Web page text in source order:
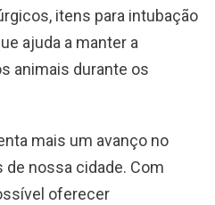
itens para intubação
ajuda a manter a
animais durante os
mais um avanço no
nossa cidade. Com
oferecer